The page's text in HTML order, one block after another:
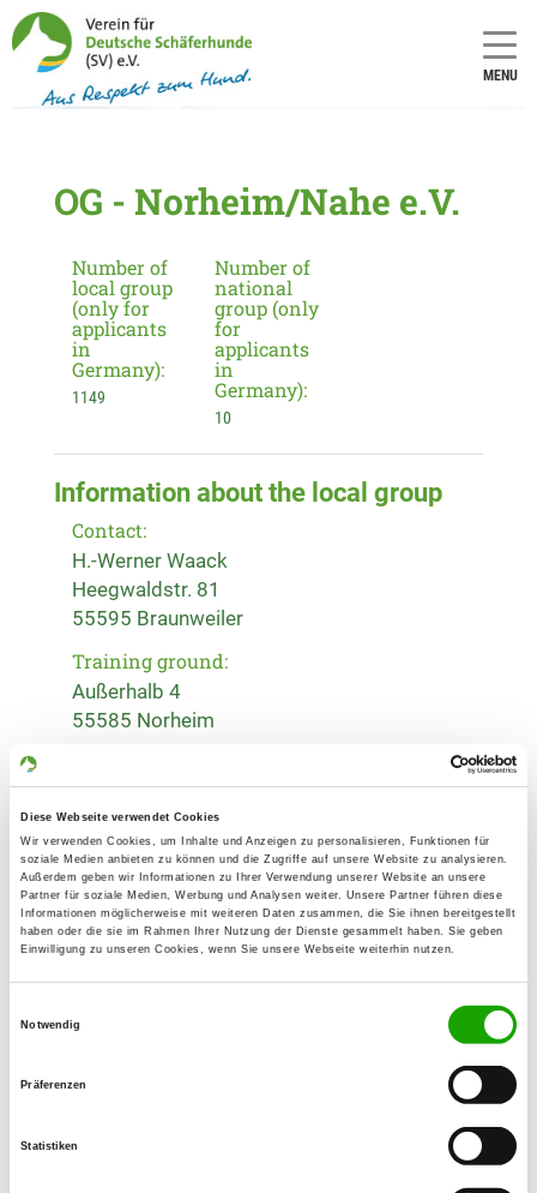
Diese Webseite verwendet Cookies
Wir verwenden Cookies, um Inhalte und Anzeigen zu personalisieren, Funktionen für
soziale Medien anbieten zu können und die Zugriffe auf unsere Website zu analysieren.
Außerdem geben wir Informationen zu Ihrer Verwendung unserer Website an unsere
Partner für soziale Medien, Werbung und Analysen weiter. Unsere Partner führen diese
Informationen möglicherweise mit weiteren Daten zusammen, die Sie ihnen bereitgestellt
haben oder die sie im Rahmen Ihrer Nutzung der Dienste gesammelt haben. Sie geben
Einwilligung zu unseren Cookies, wenn Sie unsere Webseite weiterhin nutzen.
Notwendig
Präferenzen
Statistiken
MENU
OG - Norheim/Nahe e.V.
Number of
local group
(only for
applicants
in
Germany):
1149
Number of
national
group (only
for
applicants
in
Germany):
10
Information about the local group
Contact:
H.-Werner Waack
Heegwaldstr. 81
55595 Braunweiler
Training ground:
Außerhalb 4
55585 Norheim
0178 4220866
E-Mail:
k.w.waack@gmx.de
Homepage:
www.sv-og-norheim.de
Faehrte, Unterordnung, Schutzdienst
Exercise times in summer: